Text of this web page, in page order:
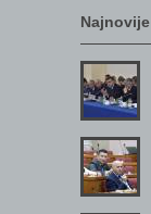
Najnovije